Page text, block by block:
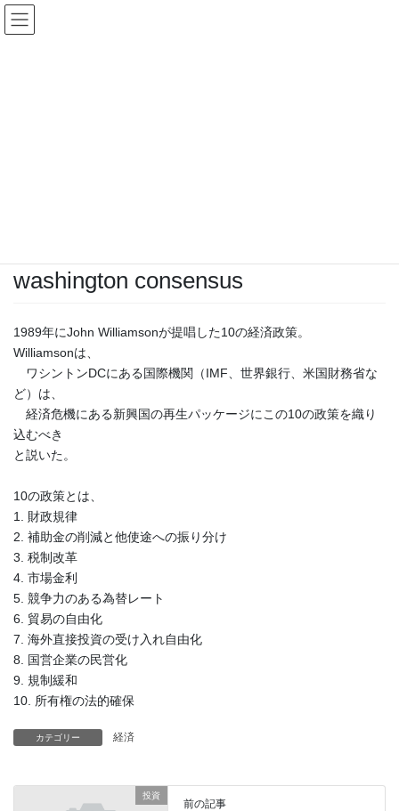
washington consensus
1989年にJohn Williamsonが提唱した10の経済政策。
Williamsonは、
ワシントンDCにある国際機関（IMF、世界銀行、米国財務省な
ど）は、
経済危機にある新興国の再生パッケージにこの10の政策を織り
込むべき
と説いた。
10の政策とは、
1. 財政規律
2. 補助金の削減と他使途への振り分け
3. 税制改革
4. 市場金利
5. 競争力のある為替レート
6. 貿易の自由化
7. 海外直接投資の受け入れ自由化
8. 国営企業の民営化
9. 規制緩和
10. 所有権の法的確保
カテゴリー 経済
投資
前の記事